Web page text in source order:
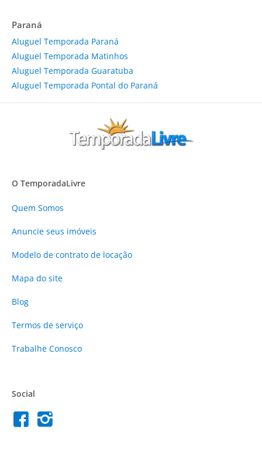
Paraná
Aluguel Temporada Paraná
Aluguel Temporada Matinhos
Aluguel Temporada Guaratuba
Aluguel Temporada Pontal do Paraná
O TemporadaLivre
Quem Somos
Anuncie seus imóveis
Modelo de contrato de locação
Mapa do site
Blog
Termos de serviço
Trabalhe Conosco
Social